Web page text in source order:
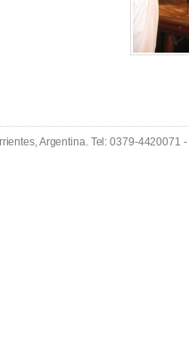
Argentina. Tel: 0379-4420071